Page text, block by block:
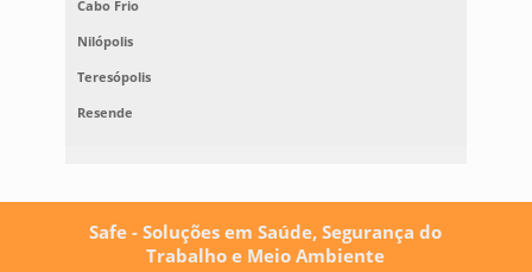
Cabo Frio
Nilópolis
Teresópolis
Resende
Safe - Soluções em Saúde, Segurança do
Trabalho e Meio Ambiente